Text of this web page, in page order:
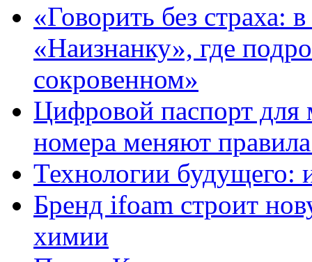
«Говорить без страха:
«Наизнанку», где
сокровенном»
Цифровой паспорт для
номера меняют
Технологии будущего:
Бренд ifoam строит
химии